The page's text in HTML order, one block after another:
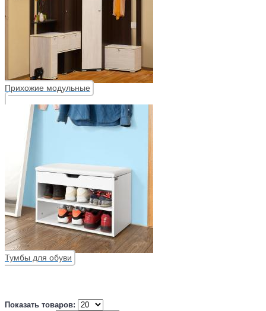
Прихожие модульные
Тумбы для обуви
Показать товаров: